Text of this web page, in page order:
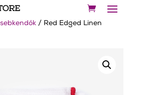
/ Red Edged Linen